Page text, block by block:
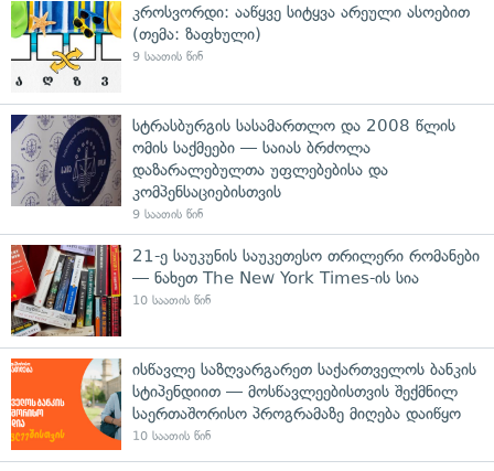
კროსვორდი: ააწყვე სიტყვა არეული ასოებით
(თემა: ზაფხული)
9 საათის წინ
სტრასბურგის სასამართლო და 2008 წლის
ომის საქმეები — საიას ბრძოლა
დაზარალებულთა უფლებებისა და
კომპენსაციებისთვის
9 საათის წინ
21-ე საუკუნის საუკეთესო თრილერი რომანები
— ნახეთ The New York Times-ის სია
10 საათის წინ
ისწავლე საზღვარგარეთ საქართველოს ბანკის
სტიპენდიით — მოსწავლეებისთვის შექმნილ
საერთაშორისო პროგრამაზე მიღება დაიწყო
10 საათის წინ